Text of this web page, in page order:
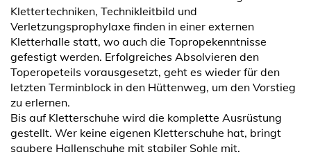
Klettertechniken, Technikleitbild und
Verletzungsprophylaxe finden in einer externen
Kletterhalle statt, wo auch die Topropekenntnisse
gefestigt werden. Erfolgreiches Absolvieren den
Toperopeteils vorausgesetzt, geht es wieder für den
letzten Terminblock in den Hüttenweg, um den Vorstieg
zu erlernen.
Bis auf Kletterschuhe wird die komplette Ausrüstung
gestellt. Wer keine eigenen Kletterschuhe hat, bringt
saubere Hallenschuhe mit stabiler Sohle mit.